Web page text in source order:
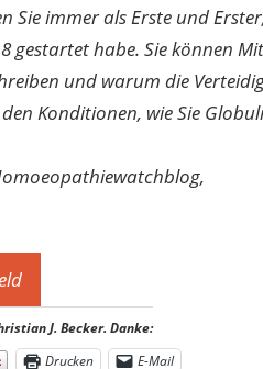
Sie immer als Erste und
gestartet habe. Sie können
und warum die
Konditionen, wie Sie
J. Becker. Danke:
Drucken E-Mail